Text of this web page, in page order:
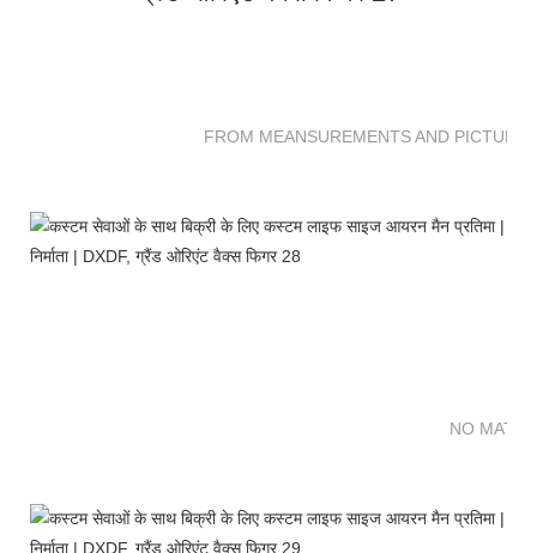
FROM MEANSUREMENTS AND
NO